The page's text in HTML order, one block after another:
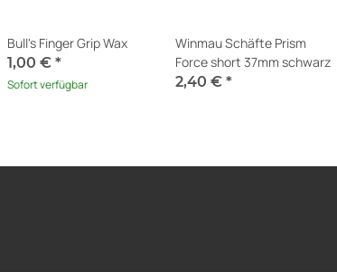
Bull's Finger Grip Wax
1,00 € *
Sofort verfügbar
Winmau Schäfte Prism
Force short 37mm schwarz
2,40 € *